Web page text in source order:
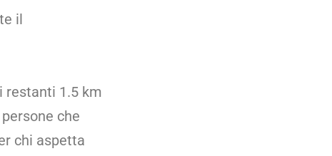
il
restanti 1.5 km
che
chi aspetta